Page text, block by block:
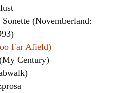
(Novemberland:
Far Afield)
Century)